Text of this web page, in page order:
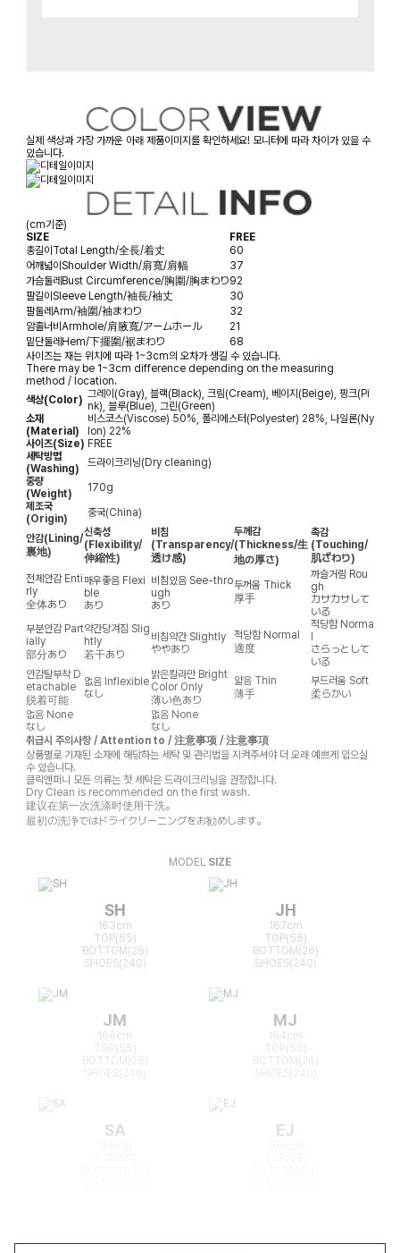
실제 색상과 가장 가까운 아래 제품이미지를 확인하세요! 모니터에 따라 차이가 있을 수
있습니다.
(cm기준)
SIZE
FREE
총길이 Total Length/全長/着丈
60
어깨넓이 Shoulder Width/肩寬/肩幅
37
가슴둘레 Bust Circumference/胸圍/胸まわり92
팔길이 Sleeve Length/袖長/袖丈
30
팔둘레 Arm/袖圍/袖まわり
32
암홀너비 Armhole/肩腋寬/アームホール
21
밑단둘레 Hem/下擺圍/裾まわり
68
사이즈는 재는 위치에 따라 1~3cm의 오차가 생길 수 있습니다.
There may be 1~3cm difference depending on the measuring
method / location.
색상(Color) 그레이(Gray), 블랙(Black), 크림(Cream), 베이지(Beige), 핑크(Pi
nk), 블루(Blue), 그린(Green)
소재
(Material)
비스코스(Viscose) 50%, 폴리에스터(Polyester) 28%, 나일론(Ny
lon) 22%
사이즈(Size) FREE
세탁방법
(Washing)
드라이크리닝(Dry cleaning)
중량
(Weight)
170g
제조국
(Origin)
중국(China)
안감(Lining/
裏地)
신축성
(Flexibility/
伸縮性)
비침
(Transparency/
透け感)
두께감
(Thickness/生
地の厚さ)
촉감
(Touching/
肌ざわり)
전체안감 Enti
rly
全体あり
매우좋음 Flexi
ble
あり
비침있음 See-thro
ugh
あり
두꺼움 Thick
厚手
까슬거림 Rou
gh
カサカサして
いる
부분안감 Part
ially
部分あり
약간당겨짐 Slig
htly
若干あり
비침약간 Slightly
ややあり
적당함 Normal
適度
적당함 Norma
さらっとして
いる
안감탈부착 D
etachable
脱着可能
없음 Inflexible
なし
밝은칼라만 Bright
Color Only
薄い色あり
얇음 Thin
薄手
부드러움 Soft
柔らかい
없음 None
なし
없음 None
なし
취급시 주의사항 / Attention to / 注意事项 / 注意事項
상품별로 기재된 소재에 해당하는 세탁 및 관리법을 지켜주셔야 더 오래 예쁘게 입으실
수 있습니다.
클릭앤퍼니 모든 의류는 첫 세탁은 드라이크리닝을 권장합니다.
Dry Clean is recommended on the first wash.
建议在第一次洗涤时使用干洗。
最初の洗浄ではドライクリーニングをお勧めします。
MODEL SIZE
SH
163cm
TOP(55)
BOTTOM(26)
SHOES(240)
JH
167cm
TOP(55)
BOTTOM(26)
SHOES(240)
JM
166cm
TOP(55)
BOTTOM(25)
MJ
164cm
TOP(55)
BOTTOM(26)
SA EJ